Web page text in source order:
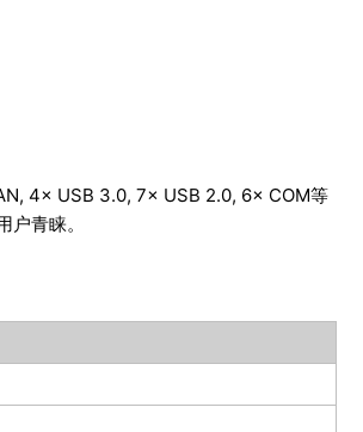
4× USB 3.0, 7× USB 2.0, 6× COM等
青睐。